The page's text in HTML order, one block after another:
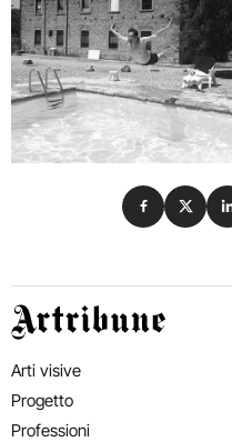
Condividi su
Artribune
Arti visive
Progetto
Professioni